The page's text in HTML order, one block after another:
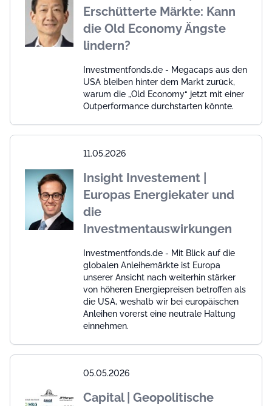
Erschütterte Märkte: Kann
die Old Economy Ängste
lindern?
Investmentfonds.de - Megacaps aus den
USA bleiben hinter dem Markt zurück,
warum die „Old Economy“ jetzt mit einer
Outperformance durchstarten könnte.
11.05.2026
Insight Investement |
Europas Energiekater und
die
Investmentauswirkungen
Investmentfonds.de - Mit Blick auf die
globalen Anleihemärkte ist Europa
unserer Ansicht nach weiterhin stärker
von höheren Energiepreisen betroffen als
die USA, weshalb wir bei europäischen
Anleihen vorerst eine neutrale Haltung
einnehmen.
05.05.2026
Capital | Geopolitische